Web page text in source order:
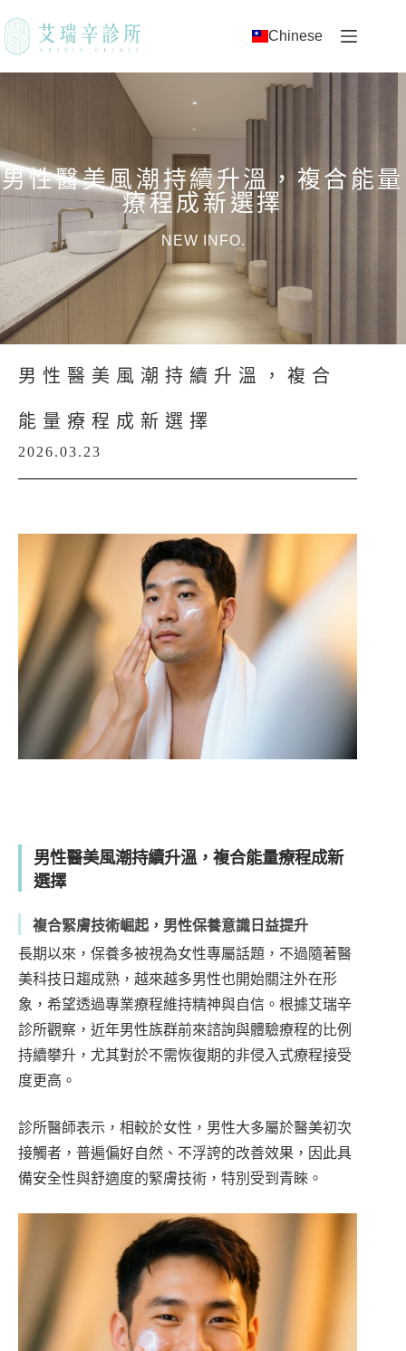
Chinese
男性醫美風潮持續升溫，複合能量
療程成新選擇
NEW INFO.
男性醫美風潮持續升溫，複合
能量療程成新選擇
2026.03.23
男性醫美風潮持續升溫，複合能量療程成新
選擇
複合緊膚技術崛起，男性保養意識日益提升
長期以來，保養多被視為女性專屬話題，不過隨著醫
美科技日趨成熟，越來越多男性也開始關注外在形
象，希望透過專業療程維持精神與自信。根據艾瑞辛
診所觀察，近年男性族群前來諮詢與體驗療程的比例
持續攀升，尤其對於不需恢復期的非侵入式療程接受
度更高。
診所醫師表示，相較於女性，男性大多屬於醫美初次
接觸者，普遍偏好自然、不浮誇的改善效果，因此具
備安全性與舒適度的緊膚技術，特別受到青睞。